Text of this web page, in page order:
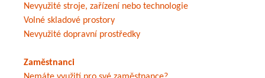
Nevyužité stroje, zařízení nebo technologie
Volné skladové prostory
Nevyužité dopravní prostředky
Zaměstnanci